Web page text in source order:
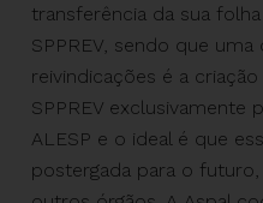
transferência da sua
SPPREV, sendo que uma
reivindicações é a
SPPREV exclusivamente
ALESP e o ideal é que
postergada para o